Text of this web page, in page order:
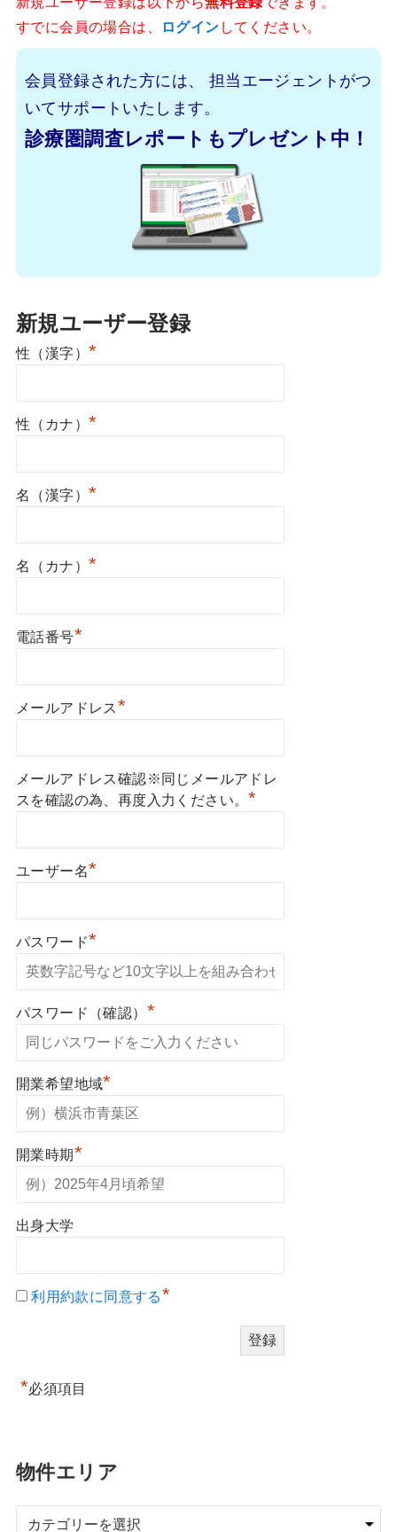
すでに会員の場合は、
ログインしてください。
会員登録された方には、
担当エージェントがつ
いてサポートいたします。
診療圏調査レポートもプレゼント中！
新規ユーザー登録
性（漢字） *
性（カナ） *
名（漢字） *
名（カナ） *
電話番号*
メールアドレス*
メールアドレス確認※同じメールアドレ
スを確認の為、再度入力ください。*
ユーザー名*
パスワード*
パスワード（確認） *
開業希望地域*
開業時期*
出身大学
利用約款に同意する*
*必須項目
物件エリア